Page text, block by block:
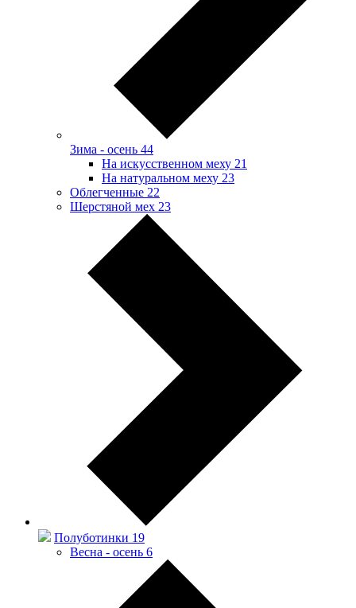
Зима - осень 44
На искусственном меху 21
На натуральном меху 23
Облегченные 22
Шерстяной мех 23
Полуботинки 19
Весна - осень 6